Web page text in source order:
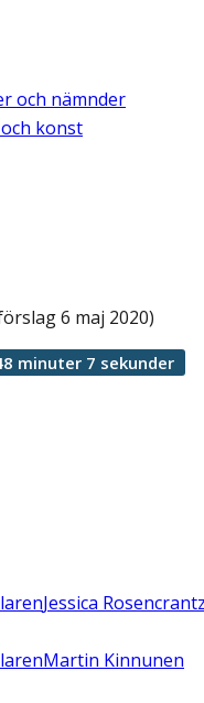
och nämnder
konst
6 maj 2020)
minuter 7 sekunder
Jessica
Martin Kinnunen